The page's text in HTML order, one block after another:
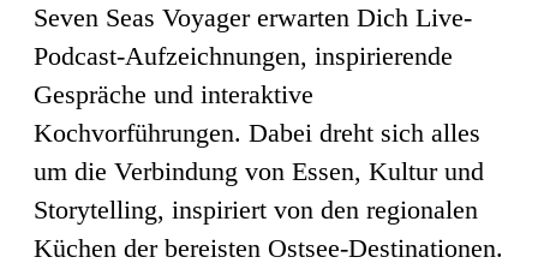
Seven Seas Voyager erwarten Dich Live-
Podcast-Aufzeichnungen, inspirierende
Gespräche und interaktive
Kochvorführungen. Dabei dreht sich alles
um die Verbindung von Essen, Kultur und
Storytelling, inspiriert von den regionalen
Küchen der bereisten Ostsee-Destinationen.